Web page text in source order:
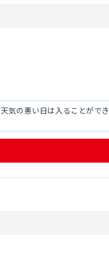
気の悪い日は入ることができ